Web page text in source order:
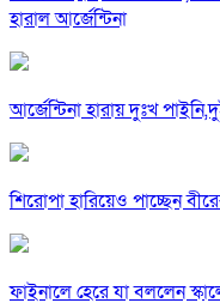
হারাল আর্জেন্টিনা
আর্জেন্টিনা হারায় দুঃখ
শিরোপা হারিয়েও পাচ্ছেন
ফাইনালে হেরে যা বললেন